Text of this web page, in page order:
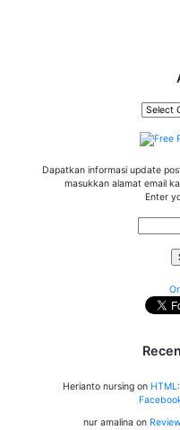
Archive
Dapatkan informasi update
masukkan alamat email
Enter
Herianto nursingon
nur amalina on